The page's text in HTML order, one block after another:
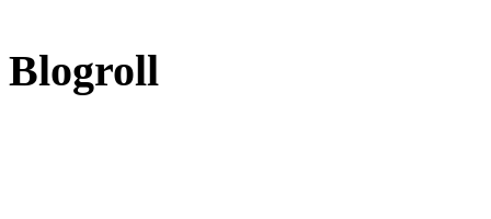
Blogroll